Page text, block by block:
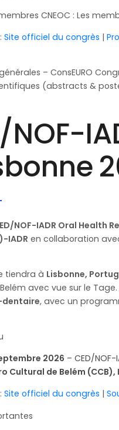
CNEOC : Les
Site officiel du congrès |
– ConsEURO
(abstracts &
NOF-
NOF-IADR Oral Health
IADR en collaboration
tiendra à Lisbonne,
avec vue sur le
, avec un
2026 – CED/
Cultural de Belém
Site officiel du congrès |